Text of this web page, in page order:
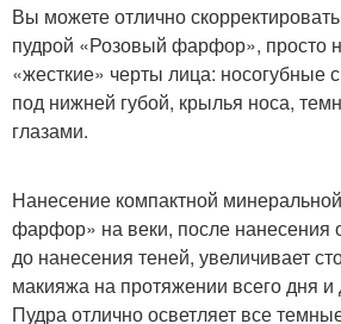
Вы можете отлично
пудрой «Розовый фарфор», просто
«жесткие» черты лица: носогубные
под нижней губой, крылья носа,
глазами.
Нанесение компактной
фарфор» на веки, после нанесения
до нанесения теней, увеличивает
макияжа на протяжении всего дня и
Пудра отлично осветляет все